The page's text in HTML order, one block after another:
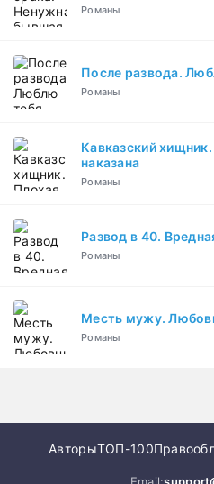
Романы
После развода.
Романы
Кавказский
наказана
Романы
Развод в 40.
Романы
Месть мужу.
Романы
АвторыТОП-100